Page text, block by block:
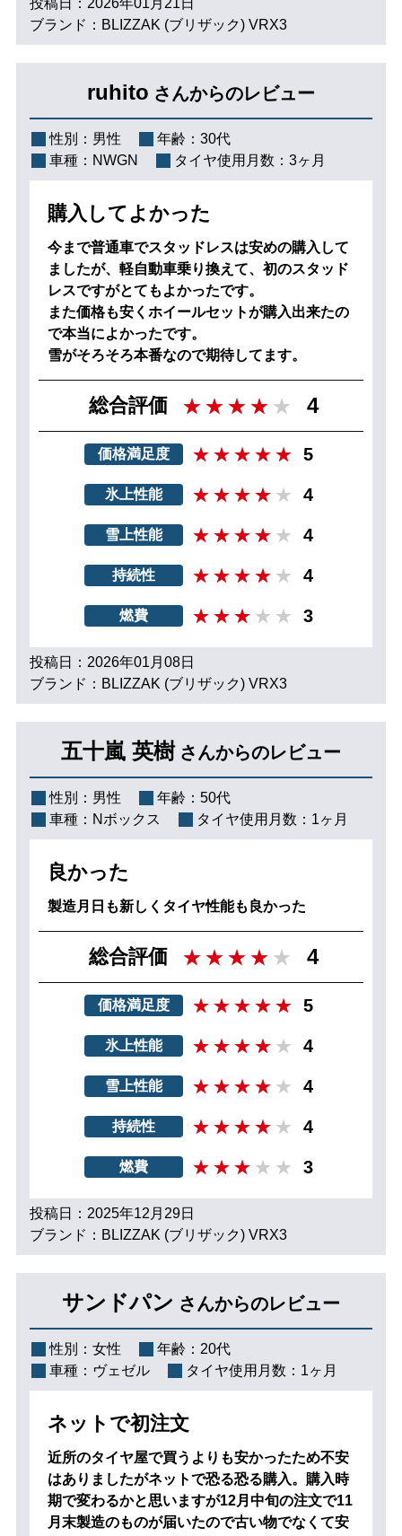
ブランド：BLIZZAK (ブリザック) VRX3
ruhito さんからのレビュー
性別： 男性 年齢： 30代
車種： NWGN タイヤ使用月数： 3ヶ月
購入してよかった
今まで普通車でスタッドレスは安めの購入して
ましたが、軽自動車乗り換えて、初のスタッド
レスですがとてもよかったです。
また価格も安くホイールセットが購入出来たの
で本当によかったです。
雪がそろそろ本番なので期待してます。
総合評価 4
価格満足度 5
氷上性能 4
雪上性能 4
持続性 4
燃費 3
投稿日：2026年01月08日
ブランド：BLIZZAK (ブリザック) VRX3
五十嵐 英樹 さんからのレビュー
性別： 男性 年齢： 50代
車種： Nボックス タイヤ使用月数： 1ヶ月
良かった
製造月日も新しくタイヤ性能も良かった
総合評価 4
価格満足度 5
氷上性能 4
雪上性能 4
持続性 4
燃費 3
投稿日：2025年12月29日
ブランド：BLIZZAK (ブリザック) VRX3
サンドパン さんからのレビュー
性別： 女性 年齢： 20代
車種： ヴェゼル タイヤ使用月数： 1ヶ月
ネットで初注文
近所のタイヤ屋で買うよりも安かったため不安
はありましたがネットで恐る恐る購入。購入時
期で変わるかと思いますが12月中旬の注文で11
月末製造のものが届いたので古い物でなくて安